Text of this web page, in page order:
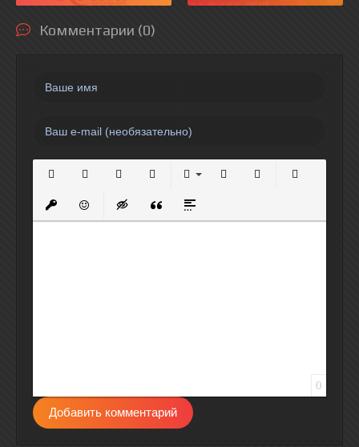
Комментарии (0)
Вставить защищенную ссылку
Вставить смайлик
Вставка скрытого текста
Вставка цитаты
Вставка спойлера
0
Добавить комментарий